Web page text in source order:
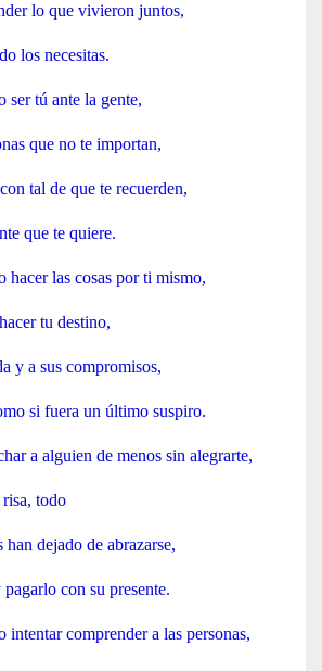
lo que vivieron juntos,
los necesitas.
ser tú ante la gente,
que no te importan,
tal de que te recuerden,
que te quiere.
hacer las cosas por ti mismo,
tu destino,
y a sus compromisos,
si fuera un último suspiro.
a alguien de menos sin alegrarte,
todo
dejado de abrazarse,
con su presente.
intentar comprender a las personas,